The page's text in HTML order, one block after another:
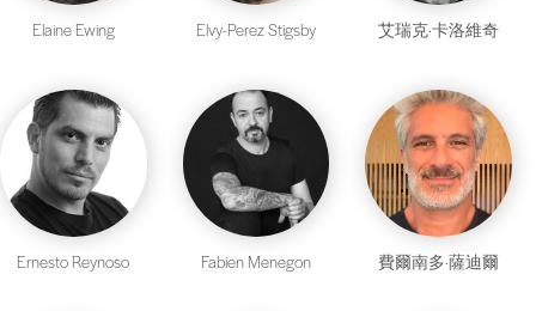
Elaine Ewing Elvy-Perez Stigsby 艾瑞克·卡洛維奇
Ernesto Reynoso Fabien Menegon 費爾南多·薩迪爾